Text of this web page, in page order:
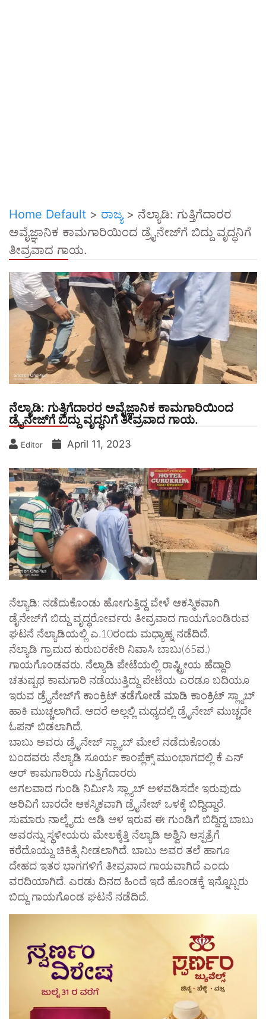
Home Default > ರಾಜ್ಯ> ನೆಲ್ಯಾಡಿ: ಗುತ್ತಿಗೆದಾರರ
ಅವೈಜ್ಞಾನಿಕ ಕಾಮಗಾರಿಯಿಂದ ಡ್ರೈನೇಜ್‌ಗೆ ಬಿದ್ದು ವೃದ್ಧನಿಗೆ
ತೀವ್ರವಾದ ಗಾಯ.
ನೆಲ್ಯಾಡಿ: ಗುತ್ತಿಗೆದಾರರ ಅವೈಜ್ಞಾನಿಕ ಕಾಮಗಾರಿಯಿಂದ
ಡ್ರೈನೇಜ್‌ಗೆ ಬಿದ್ದು ವೃದ್ಧನಿಗೆ ತೀವ್ರವಾದ ಗಾಯ.
Editor April 11, 2023
ನೆಲ್ಯಾಡಿ: ನಡೆದುಕೊಂಡು ಹೋಗುತ್ತಿದ್ದ ವೇಳೆ ಆಕಸ್ಮಿಕವಾಗಿ
ಡೈನೇಜ್‌ಗೆ ಬಿದ್ದು ವೃದ್ಧರೋರ್ವರು ತೀವ್ರವಾದ ಗಾಯಗೊಂಡಿರುವ
ಘಟನೆ ನೆಲ್ಯಾಡಿಯಲ್ಲಿ ಎ.10ರಂದು ಮಧ್ಯಾಹ್ನ ನಡೆದಿದೆ.
ನೆಲ್ಯಾಡಿ ಗ್ರಾಮದ ಕುರುಬರಕೇರಿ ನಿವಾಸಿ ಬಾಬು(65ವ.)
ಗಾಯಗೊಂಡವರು. ನೆಲ್ಯಾಡಿ ಪೇಟೆಯಲ್ಲಿ ರಾಷ್ಟ್ರೀಯ ಹೆದ್ದಾರಿ
ಚತುಷ್ಪಥ ಕಾಮಗಾರಿ ನಡೆಯುತ್ತಿದ್ದು ಪೇಟೆಯ ಎರಡೂ ಬದಿಯೂ
ಇರುವ ಡ್ರೈನೇಜ್‌ಗೆ ಕಾಂಕ್ರಿಟ್ ತಡೆಗೋಡೆ ಮಾಡಿ ಕಾಂಕ್ರಿಟ್ ಸ್ಲ್ಯಾಬ್
ಹಾಕಿ ಮುಚ್ಚಲಾಗಿದೆ. ಆದರೆ ಅಲ್ಲಲ್ಲಿ ಮಧ್ಯದಲ್ಲಿ ಡ್ರೈನೇಜ್ ಮುಚ್ಚದೇ
ಓಪನ್ ಬಿಡಲಾಗಿದೆ.
ಬಾಬು ಅವರು ಡ್ರೈನೇಜ್ ಸ್ಲ್ಯಾಬ್ ಮೇಲೆ ನಡೆದುಕೊಂಡು
ಬಂದವರು ನೆಲ್ಯಾಡಿ ಸೂರ್ಯ ಕಾಂಪ್ಲೆಕ್ಸ್ ಮುಂಭಾಗದಲ್ಲಿ ಕೆ ಎನ್
ಆರ್ ಕಾಮಗಾರಿಯ ಗುತ್ತಿಗೆದಾರರು
ಅಗಲವಾದ ಗುಂಡಿ ನಿರ್ಮಿಸಿ ಸ್ಲ್ಯಾಬ್ ಅಳವಡಿಸದೇ ಇರುವುದು
ಅರಿವಿಗೆ ಬಾರದೇ ಆಕಸ್ಮಿಕವಾಗಿ ಡ್ರೈನೇಜ್ ಒಳಕ್ಕೆ ಬಿದ್ದಿದ್ದಾರೆ.
ಸುಮಾರು ನಾಲ್ಕೈದು ಅಡಿ ಆಳ ಇರುವ ಈ ಗುಂಡಿಗೆ ಬಿದ್ದಿದ್ದ ಬಾಬು
ಅವರನ್ನು ಸ್ಥಳೀಯರು ಮೇಲಕ್ಕೆತ್ತಿ ನೆಲ್ಯಾಡಿ ಅಶ್ವಿನಿ ಆಸ್ಪತ್ರೆಗೆ
ಕರೆದೊಯ್ದು ಚಿಕಿತ್ಸೆ ನೀಡಲಾಗಿದೆ. ಬಾಬು ಅವರ ತಲೆ ಹಾಗೂ
ದೇಹದ ಇತರ ಭಾಗಗಳಿಗೆ ತೀವ್ರವಾದ ಗಾಯವಾಗಿದೆ ಎಂದು
ವರದಿಯಾಗಿದೆ. ಎರಡು ದಿನದ ಹಿಂದೆ ಇದೆ ಹೊಂಡಕ್ಕೆ ಇನ್ನೊಬ್ಬರು
ಬಿದ್ದು ಗಾಯಗೊಂಡ ಘಟನೆ ನಡೆದಿದೆ.